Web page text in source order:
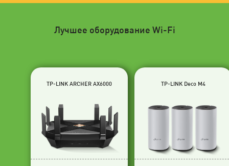
Лучшее оборудование Wi-Fi
TP-LINK ARCHER AX6000 TP-LINK Deco M4